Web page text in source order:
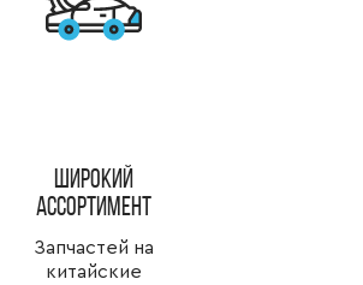
широкий
ассортимент
Запчастей на
китайские